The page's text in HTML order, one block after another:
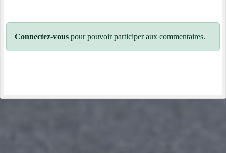
Connectez-vous pour pouvoir participer aux commentaires.